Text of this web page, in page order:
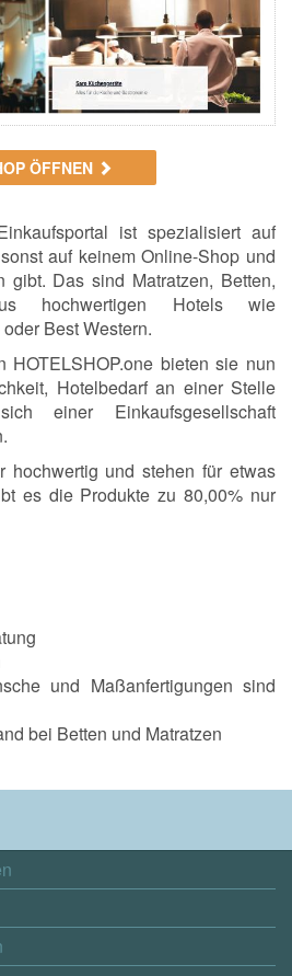
ÖFFNEN
ist spezialisiert auf
auf keinem Online-Shop und
gibt. Das sind Matratzen, Betten,
hochwertigen Hotels wie
Best Western.
HOTELSHOP.one bieten sie nun
Hotelbedarf an einer Stelle
einer Einkaufsgesellschaft
hochwertig und stehen für etwas
es die Produkte zu 80,00% nur
und Maßanfertigungen sind
bei Betten und Matratzen